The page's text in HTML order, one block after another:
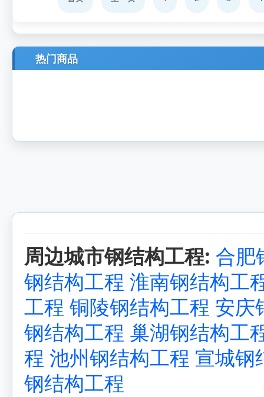
热门商品
周边城市钢结构工程: 合肥
钢结构工程 淮南钢结构工
工程 铜陵钢结构工程 安庆
钢结构工程 巢湖钢结构工
程 池州钢结构工程 宣城钢
钢结构工程